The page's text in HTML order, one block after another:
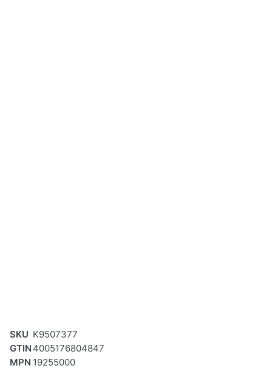
SKU K9507377
GTIN 4005176804847
MPN 19255000